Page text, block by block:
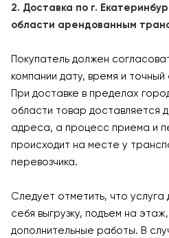
2. Доставка по г.
области арендованным
Покупатель должен
компании дату, время и
При доставке в пределах
области товар доставляется
адреса, а процесс приема и
происходит на месте у
перевозчика.
Следует отметить, что услуга
себя выгрузку, подъем на
дополнительные работы. В